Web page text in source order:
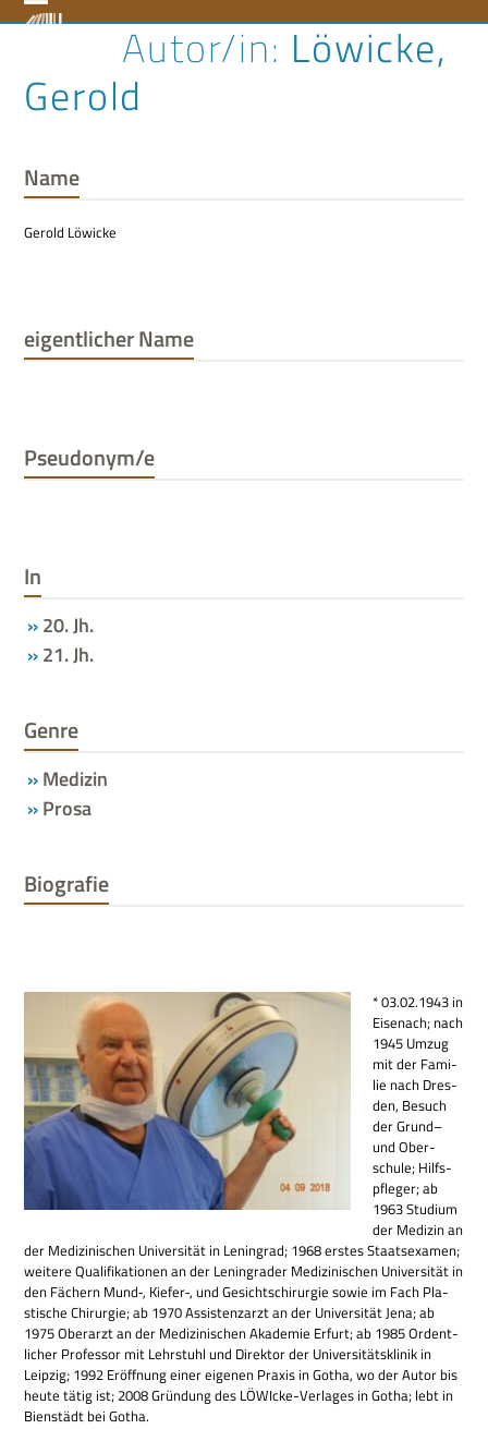
to Open
menu
Close
menu
Löwicke,
Gerold
Name
Gerold Löwicke
eigentlicher Name
Pseudonym/e
In
20. Jh.
21. Jh.
Genre
Medizin
Prosa
Biografie
* 03.02.1943 in
Eisen­ach; nach
1945 Umzug
mit der Fami­
lie nach Dres­
den, Besuch
der Grund–
und Ober­
schule; Hilfs­
pfle­ger; ab
1963 Stu­dium
der Medi­zin an
der Medi­zi­ni­schen Uni­ver­si­tät in Lenin­grad; 1968 erstes Staats­examen;
wei­tere Qua­li­fi­ka­tio­nen an der Lenin­gra­der Medi­zi­ni­schen Uni­ver­si­tät in
den Fächern Mund‑, Kiefer‑, und Gesichts­chir­ur­gie sowie im Fach Pla­
sti­sche Chir­ur­gie; ab 1970 Assi­stenz­arzt an der Uni­ver­si­tät Jena; ab
1975 Ober­arzt an der Medi­zi­ni­schen Aka­de­mie Erfurt; ab 1985 Ordent­
li­cher Pro­fes­sor mit Lehr­stuhl und Direk­tor der Uni­ver­si­täts­kli­nik in
Leip­zig; 1992 Eröff­nung einer eige­nen Pra­xis in Gotha, wo der Autor bis
heute tätig ist; 2008 Grün­dung des LÖWIcke-Ver­la­ges in Gotha; lebt in
Bien­städt bei Gotha.